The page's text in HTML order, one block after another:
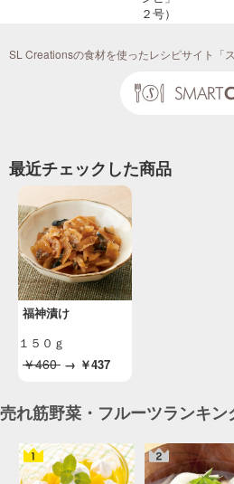
２号）
SL Creationsの食材を使ったレシピサイト「
最近チェックした商品
福神漬け
１５０ｇ
￥460 → ￥437
売れ筋野菜・フルーツランキン